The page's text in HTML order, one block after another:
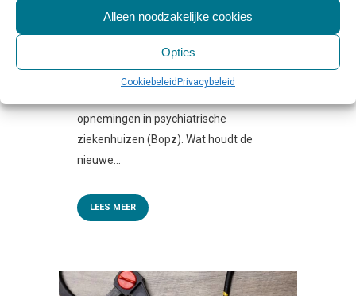
Alleen noodzakelijke cookies
Opties
Cookiebeleid Privacybeleid
Share
Per 1 januari is de Wet verplichte ggz
(Wvggz) ingegaan. Deze nieuwe wet
opnemingen in psychiatrische
ziekenhuizen (Bopz). Wat houdt de
nieuwe...
LEES MEER